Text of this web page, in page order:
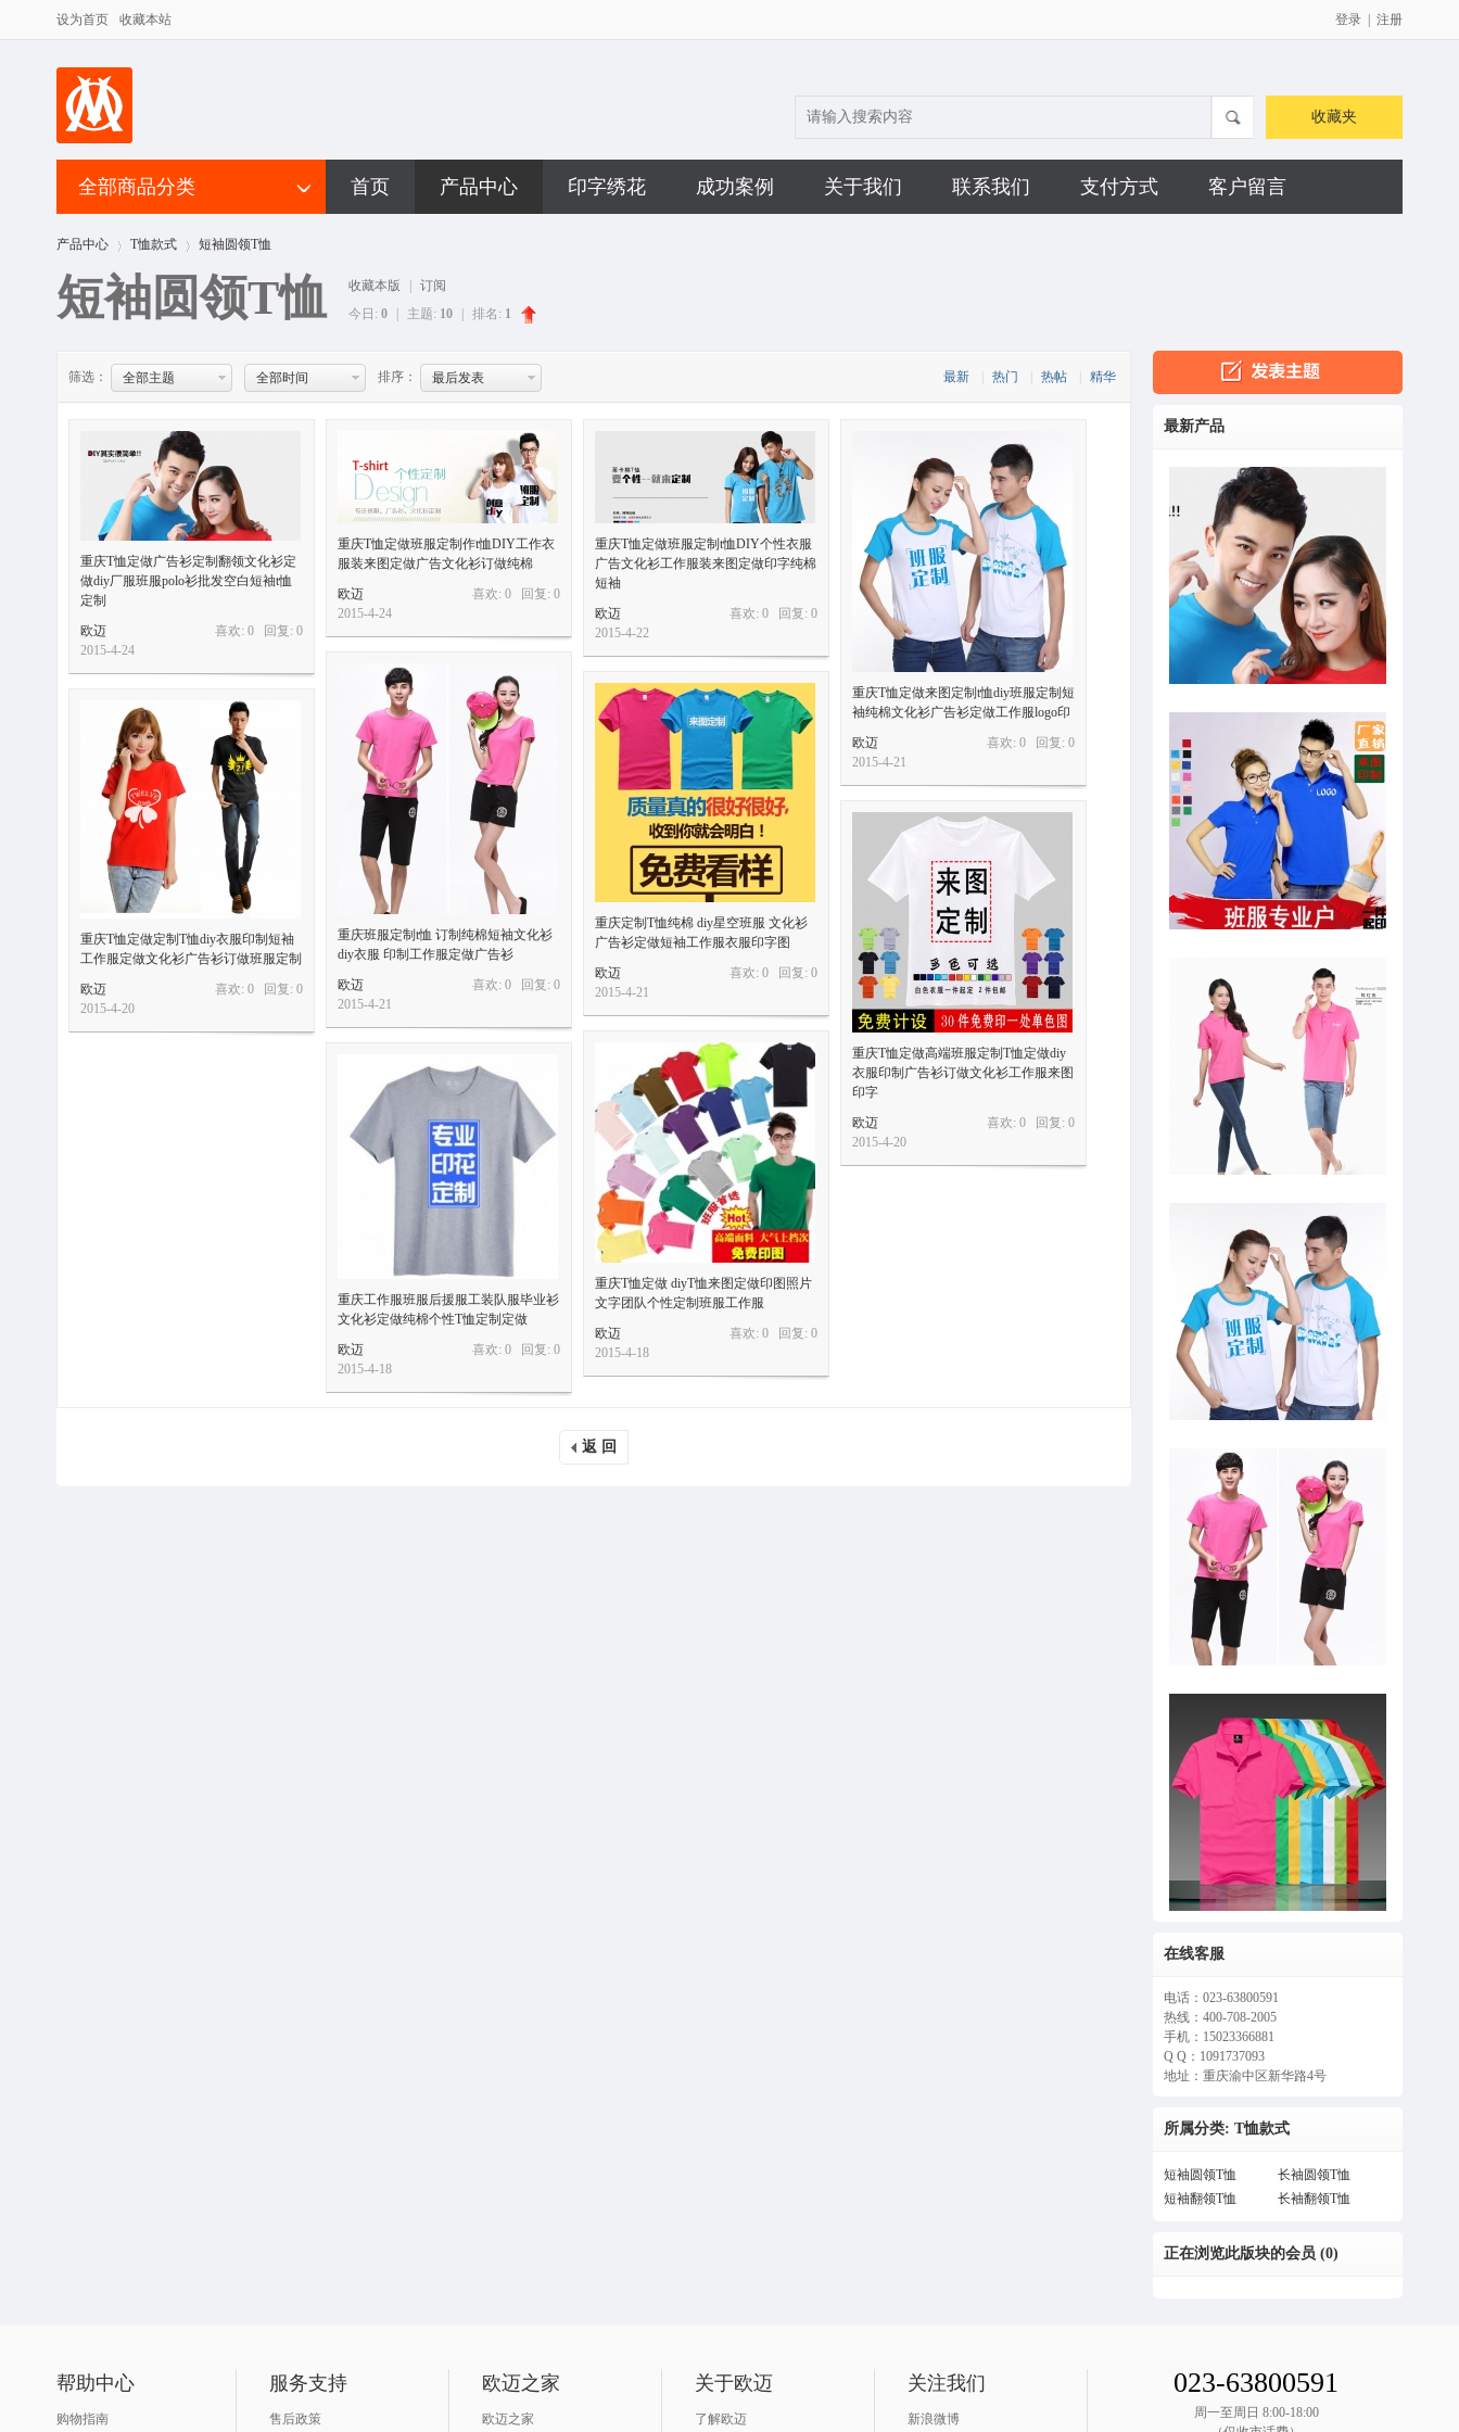
设为首页 收藏本站 登录 注册
收藏夹
全部商品分类 首页 产品中心 印字绣花 成功案例 关于我们 联系我们 支付方式 客户留言
产品中心 T恤款式 短袖圆领T恤
短袖圆领T恤 收藏本版
订阅
今日: 0 主题: 10 排名: 1
最新 热门 热帖 精华
筛选： 全部主题 全部时间 排序： 最后发表
重庆T恤定做广告衫定制翻领文化衫定
做diy厂服班服polo衫批发空白短袖t恤
定制
喜欢: 0 回复: 0
欧迈
2015-4-24
重庆T恤定做班服定制作t恤DIY工作衣
服装来图定做广告文化衫订做纯棉
喜欢: 0 回复: 0
欧迈
2015-4-24
重庆T恤定做班服定制t恤DIY个性衣服
广告文化衫工作服装来图定做印字纯棉
短袖
喜欢: 0 回复: 0
欧迈
2015-4-22
重庆T恤定做来图定制t恤diy班服定制短
袖纯棉文化衫广告衫定做工作服logo印
喜欢: 0 回复: 0
欧迈
2015-4-21
重庆班服定制t恤 订制纯棉短袖文化衫
diy衣服 印制工作服定做广告衫
喜欢: 0 回复: 0
欧迈
2015-4-21
重庆定制T恤纯棉 diy星空班服 文化衫
广告衫定做短袖工作服衣服印字图
喜欢: 0 回复: 0
欧迈
2015-4-21
重庆T恤定做定制T恤diy衣服印制短袖
工作服定做文化衫广告衫订做班服定制
喜欢: 0 回复: 0
欧迈
2015-4-20
重庆T恤定做高端班服定制T恤定做diy
衣服印制广告衫订做文化衫工作服来图
印字
喜欢: 0 回复: 0
欧迈
2015-4-20
重庆T恤定做 diyT恤来图定做印图照片
文字团队个性定制班服工作服
喜欢: 0 回复: 0
欧迈
2015-4-18
重庆工作服班服后援服工装队服毕业衫
文化衫定做纯棉个性T恤定制定做
喜欢: 0 回复: 0
欧迈
2015-4-18
返 回
最新产品
在线客服
电话：023-63800591
热线：400-708-2005
手机：15023366881
Q Q：1091737093
地址：重庆渝中区新华路4号
所属分类: T恤款式
短袖圆领T恤
长袖圆领T恤
短袖翻领T恤
长袖翻领T恤
正在浏览此版块的会员 (0)
帮助中心
购物指南
服务支持
售后政策
欧迈之家
欧迈之家
关于欧迈
了解欧迈
关注我们
新浪微博
023-63800591
周一至周日 8:00-18:00